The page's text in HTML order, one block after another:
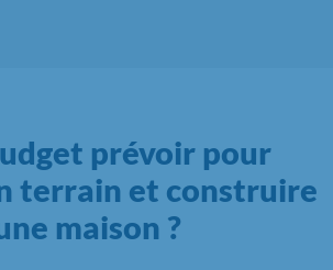
prévoir pour
terrain et construire
maison ?